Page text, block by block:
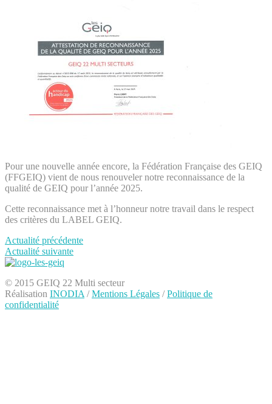
Pour une nouvelle année encore, la Fédération Française des GEIQ
(FFGEIQ) vient de nous renouveler notre reconnaissance de la
qualité de GEIQ pour l’année 2025.
Cette reconnaissance met à l’honneur notre travail dans le respect
des critères du LABEL GEIQ.
Actualité précédente
Actualité suivante
© 2015 GEIQ 22 Multi secteur
Réalisation INODIA /Mentions Légales /Politique de
confidentialité